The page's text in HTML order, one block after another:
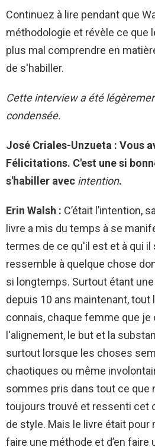
Continuez à lire pendant que
méthodologie et révèle ce que
plus mal comprendre en
de s'habiller.
Cette interview a été
condensée.
José Criales-Unzueta : Vous
Félicitations. C'est une si
s'habiller avec intention.
Erin Walsh : C’était l’intention,
livre a mis du temps à se
termes de ce qu'il est et à qui il
ressemble à quelque chose
si longtemps. Surtout étant
depuis 10 ans maintenant, tout
connais, chaque femme que je
l'alignement, le but et la
surtout lorsque les choses
chaotiques ou même
sommes pris dans tout ce que
toujours trouvé et ressenti cet
de style. Mais le livre était pour
faire une méthode et d’en faire